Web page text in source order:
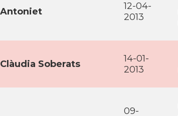
Antoniet
12-04-
2013
Clàudia Soberats
14-01-
2013
09-